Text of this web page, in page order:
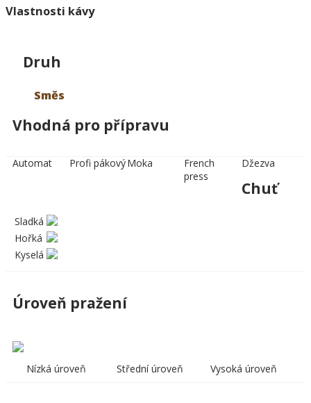
Vlastnosti kávy
Druh
Směs
Vhodná pro přípravu
Automat Profi pákovýMoka
French
press
Džezva
Chuť
Sladká
Hořká
Kyselá
Úroveň pražení
Nízká úroveň Střední úroveň Vysoká úroveň